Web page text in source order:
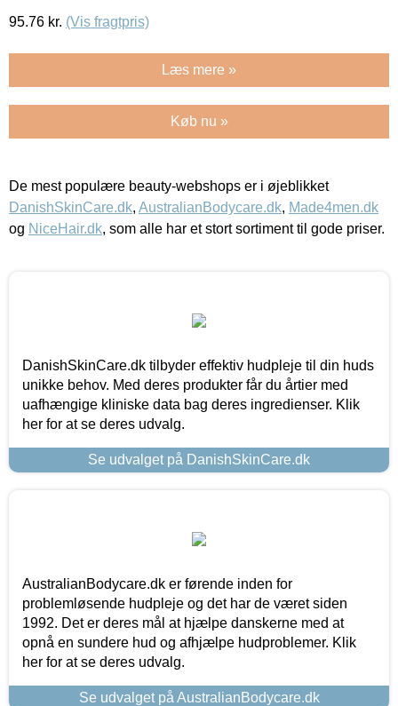
95.76 kr. (Vis fragtpris)
Læs mere »
Køb nu »
De mest populære beauty-webshops er i øjeblikket
DanishSkinCare.dk, AustralianBodycare.dk, Made4men.dk
og NiceHair.dk, som alle har et stort sortiment til gode priser.
DanishSkinCare.dk tilbyder effektiv hudpleje til din huds
unikke behov. Med deres produkter får du årtier med
uafhængige kliniske data bag deres ingredienser. Klik
her for at se deres udvalg.
Se udvalget på DanishSkinCare.dk
AustralianBodycare.dk er førende inden for
problemløsende hudpleje og det har de været siden
1992. Det er deres mål at hjælpe danskerne med at
opnå en sundere hud og afhjælpe hudproblemer. Klik
her for at se deres udvalg.
Se udvalget på AustralianBodycare.dk